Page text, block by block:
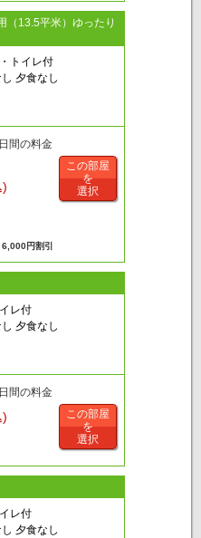
（13.5平米）ゆったり
トイレ付
夕食なし
間の料金
)
6,000円割引
この部屋
を
選択
レ付
夕食なし
間の料金
)
この部屋
を
選択
レ付
夕食なし